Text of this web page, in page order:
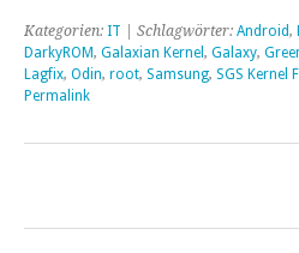
Kategorien: IT | Schlagwörter: Android,
DarkyROM, Galaxian Kernel , Galaxy,
Lagfix, Odin, root, Samsung, SGS Kernel
Permalink